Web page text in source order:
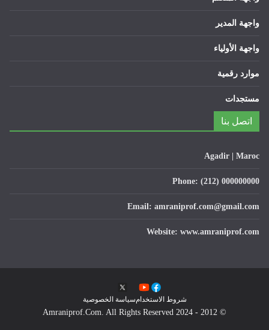
Agadir |
Phone: (212)
Email:
Website:
شروط الاستخدامسياسة الخصوصية